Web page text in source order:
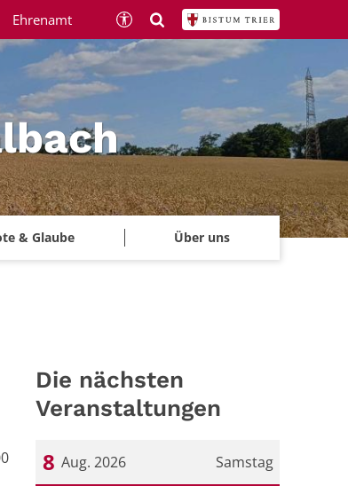
& Glaube Über uns
Ehrenamt
Die nächsten
Veranstaltungen
Samstag
8 Aug. 2026